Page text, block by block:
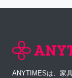
ANYTIMESは、家